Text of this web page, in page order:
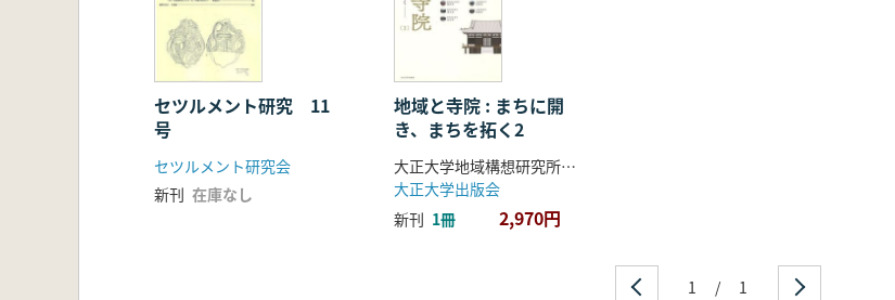
セツルメント研究 11
号
セツルメント研究会
新刊 在庫なし
地域と寺院 : まちに開
き、まちを拓く2
大正大学地域構想研究所・BSR推進センター 編著
大正大学出版会
新刊 1冊 2,970円
1 / 1